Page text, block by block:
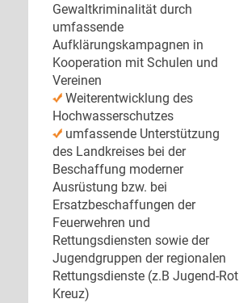
Gewaltkriminalität durch
umfassende
Aufklärungskampagnen in
Kooperation mit Schulen und
Vereinen
Weiterentwicklung des
Hochwasserschutzes
umfassende Unterstützung
des Landkreises bei der
Beschaffung moderner
Ausrüstung bzw. bei
Ersatzbeschaffungen der
Feuerwehren und
Rettungsdiensten sowie der
Jugendgruppen der regionalen
Rettungsdienste (z.B Jugend-Rot
Kreuz)